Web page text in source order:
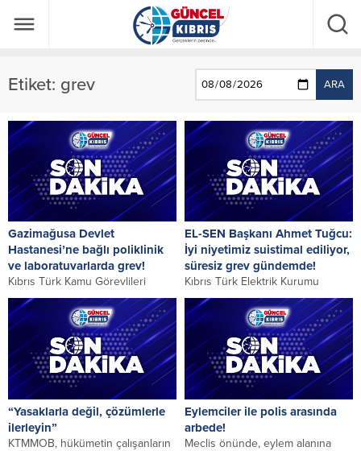
Etiket: grev ARA
Gazimağusa Devlet
Hastanesi’ne bağlı poliklinik
ve laboratuvarlarda grev!
Kıbrıs Türk Kamu Görevlileri
Sendikası (KAMUSEN) ve Kamu
İşçileri Sendikası (Kamu-İş)
Gazimağusa Devlet Hastanesi’ne
bağlı...
EL-SEN Başkanı Ahmet Tuğcu:
İyi niyetimiz suistimal ediliyor,
süresiz grev gündemde!
Kıbrıs Türk Elektrik Kurumu
Çalışanları Sendikası (EL-SEN)
Başkanı Ahmet Tuğcu, yazılı bir
açıklama yaparak, sendika...
“Yasaklarla değil, çözümlerle
ilerleyin”
KTMMOB, hükümetin çalışanların
Eylemciler ile polis arasında
arbede!
Meclis önünde, eylem alanına